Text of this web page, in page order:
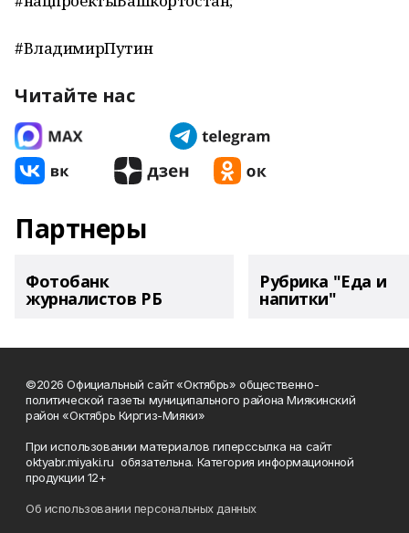
#ВладимирПутин
Читайте нас
Партнеры
Фотобанк
журналистов РБ
Рубрика "Еда и
напитки"
©2026 Официальный сайт «Октябрь» общественно-
политической газеты муниципального района Миякинский
район «Октябрь Киргиз-Мияки»
При использовании материалов гиперссылка на сайт
oktyabr.miyaki.ru обязательна. Категория информационной
продукции 12+
Об использовании персональных данных